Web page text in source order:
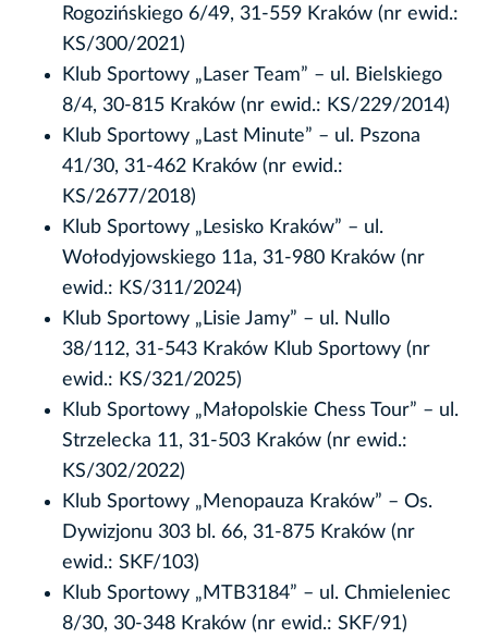
Rogozińskiego 6/49, 31-559 Kraków (nr ewid.:
KS/300/2021)
Klub Sportowy „Laser Team” – ul. Bielskiego
8/4, 30-815 Kraków (nr ewid.: KS/229/2014)
Klub Sportowy „Last Minute” – ul. Pszona
41/30, 31-462 Kraków (nr ewid.:
KS/2677/2018)
Klub Sportowy „Lesisko Kraków” – ul.
Wołodyjowskiego 11a, 31-980 Kraków (nr
ewid.: KS/311/2024)
Klub Sportowy „Lisie Jamy” – ul. Nullo
38/112, 31-543 Kraków Klub Sportowy (nr
ewid.: KS/321/2025)
Klub Sportowy „Małopolskie Chess Tour” – ul.
Strzelecka 11, 31-503 Kraków (nr ewid.:
KS/302/2022)
Klub Sportowy „Menopauza Kraków” – Os.
Dywizjonu 303 bl. 66, 31-875 Kraków (nr
ewid.: SKF/103)
Klub Sportowy „MTB3184” – ul. Chmieleniec
8/30, 30-348 Kraków (nr ewid.: SKF/91)